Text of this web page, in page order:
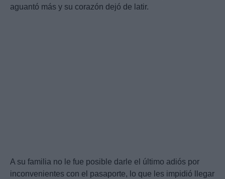
aguantó más y su corazón dejó de latir.
A su familia no le fue posible darle el último adiós por
inconvenientes con el pasaporte, lo que les impidió llegar